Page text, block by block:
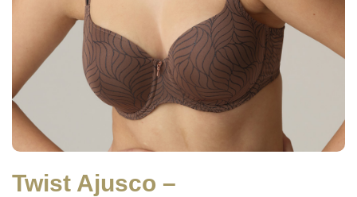
Twist Ajusco –